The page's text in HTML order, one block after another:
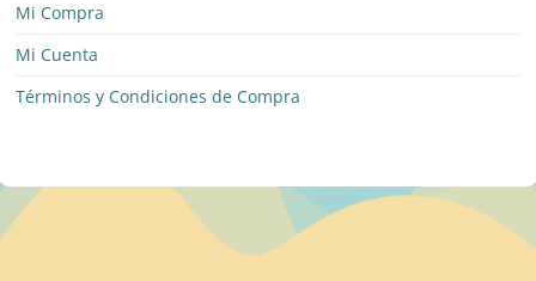
Mi Compra
Mi Cuenta
Términos y Condiciones de Compra